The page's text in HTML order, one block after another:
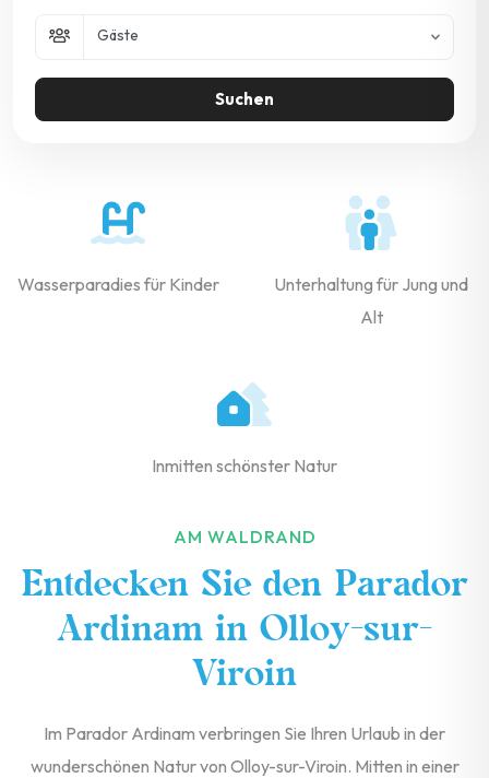
Gäste
Suchen
Wasserparadies für Kinder
Unterhaltung für Jung und
Alt
Inmitten schönster Natur
AM WALDRAND
Entdecken Sie den Parador
Ardinam in Olloy-sur-
Viroin
Im Parador Ardinam verbringen Sie Ihren Urlaub in der
wunderschönen Natur von Olloy-sur-Viroin. Mitten in einer